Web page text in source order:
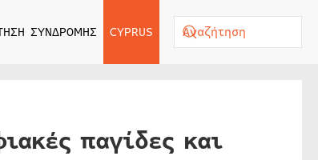
ΣΥΝΔΡΟΜΗΣ CYPRUS
παγίδες και